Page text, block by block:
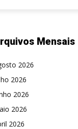
Mensais
2026
2026
2026
2026
2026